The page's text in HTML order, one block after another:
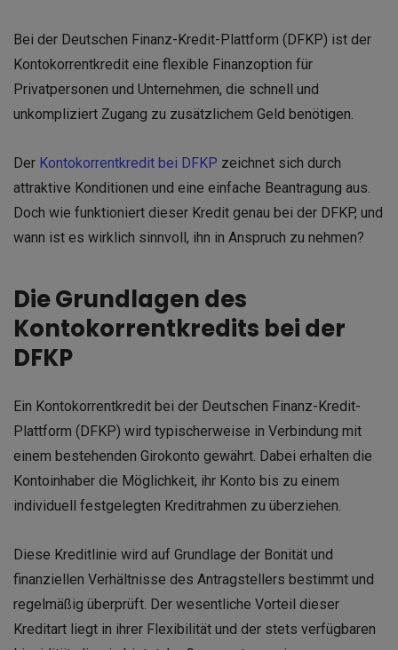
Bei der Deutschen Finanz-Kredit-Plattform (DFKP) ist der
Kontokorrentkredit eine flexible Finanzoption für
Privatpersonen und Unternehmen, die schnell und
unkompliziert Zugang zu zusätzlichem Geld benötigen.
Der Kontokorrentkredit bei DFKP zeichnet sich durch
attraktive Konditionen und eine einfache Beantragung aus.
Doch wie funktioniert dieser Kredit genau bei der DFKP, und
wann ist es wirklich sinnvoll, ihn in Anspruch zu nehmen?
Die Grundlagen des
Kontokorrentkredits bei der
DFKP
Ein Kontokorrentkredit bei der Deutschen Finanz-Kredit-
Plattform (DFKP) wird typischerweise in Verbindung mit
einem bestehenden Girokonto gewährt. Dabei erhalten die
Kontoinhaber die Möglichkeit, ihr Konto bis zu einem
individuell festgelegten Kreditrahmen zu überziehen.
Diese Kreditlinie wird auf Grundlage der Bonität und
finanziellen Verhältnisse des Antragstellers bestimmt und
regelmäßig überprüft. Der wesentliche Vorteil dieser
Kreditart liegt in ihrer Flexibilität und der stets verfügbaren